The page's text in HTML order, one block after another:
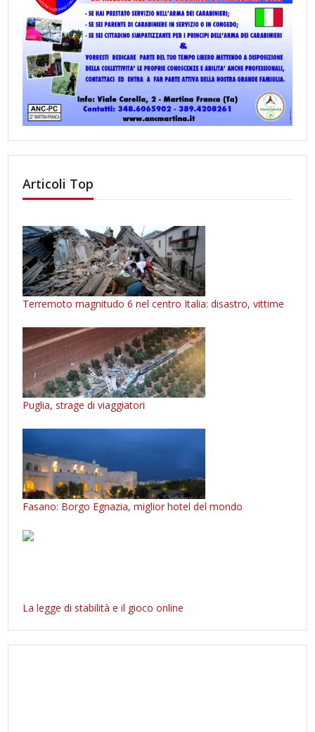
Articoli Top
Terremoto magnitudo 6 nel centro Italia: disastro, vittime
Puglia, strage di viaggiatori
Fasano: Borgo Egnazia, miglior hotel del mondo
La legge di stabilità e il gioco online